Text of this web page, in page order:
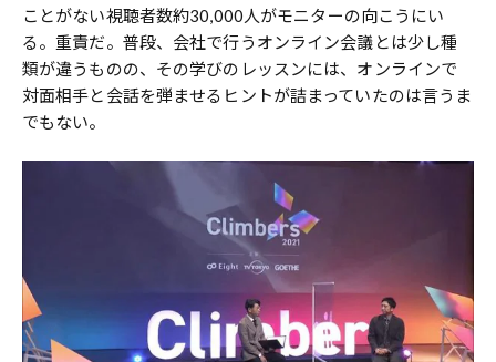
ことがない視聴者数約30,000人がモニターの向こうにい
る。重責だ。普段、会社で行うオンライン会議とは少し種
類が違うものの、その学びのレッスンには、オンラインで
対面相手と会話を弾ませるヒントが詰まっていたのは言うま
でもない。